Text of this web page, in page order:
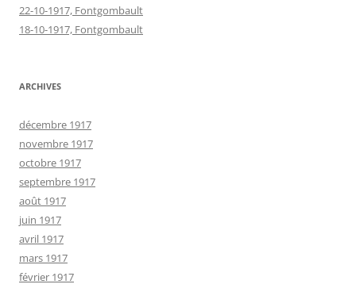
22-10-1917, Fontgombault
18-10-1917, Fontgombault
ARCHIVES
décembre 1917
novembre 1917
octobre 1917
septembre 1917
août 1917
juin 1917
avril 1917
mars 1917
février 1917